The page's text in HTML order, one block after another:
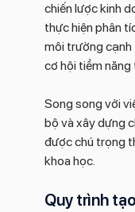
chiến lược kinh
thực hiện phân
môi trường cạnh
cơ hội tiềm
Song song với
bộ và xây dựng
được chú trọng
khoa học.
Quy trình